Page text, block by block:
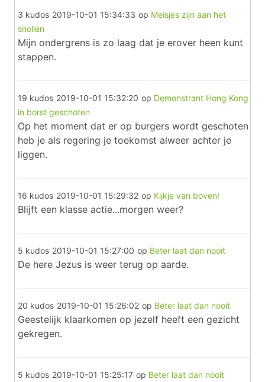
3 kudos 2019-10-01 15:34:33 op Meisjes zijn aan het
snollen
Mijn ondergrens is zo laag dat je erover heen kunt
stappen.
19 kudos 2019-10-01 15:32:20 op Demonstrant Hong Kong
in borst geschoten
Op het moment dat er op burgers wordt geschoten
heb je als regering je toekomst alweer achter je
liggen.
16 kudos 2019-10-01 15:29:32 op Kijkje van boven!
Blijft een klasse actie...morgen weer?
5 kudos 2019-10-01 15:27:00 op Beter laat dan nooit
De here Jezus is weer terug op aarde.
20 kudos 2019-10-01 15:26:02 op Beter laat dan nooit
Geestelijk klaarkomen op jezelf heeft een gezicht
gekregen.
5 kudos 2019-10-01 15:25:17 op Beter laat dan nooit